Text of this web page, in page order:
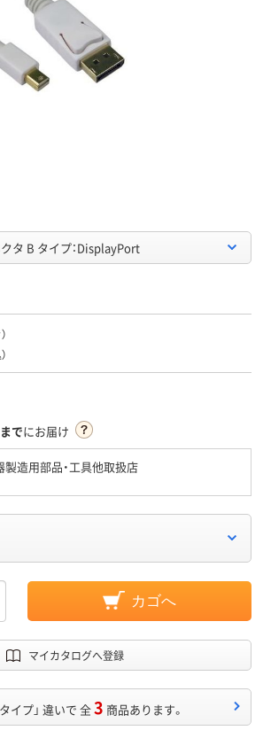
タ B タイプ：DisplayPort
でにお届け
製造用部品・工具他取扱店
カゴへ
マイカタログへ登録
イプ」 違いで 全3 商品あります。